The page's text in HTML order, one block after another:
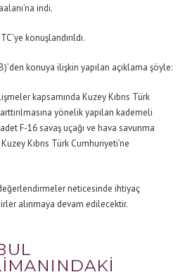
indi.
konuşlandırıldı.
konuya ilişkin yapılan açıklama şöyle:
kapsamında Kuzey Kıbrıs Türk
yönelik yapılan kademeli
F-16 savaş uçağı ve hava savunma
Kıbrıs Türk Cumhuriyeti’ne
neticesinde ihtiyaç
alınmaya devam edilecektir.